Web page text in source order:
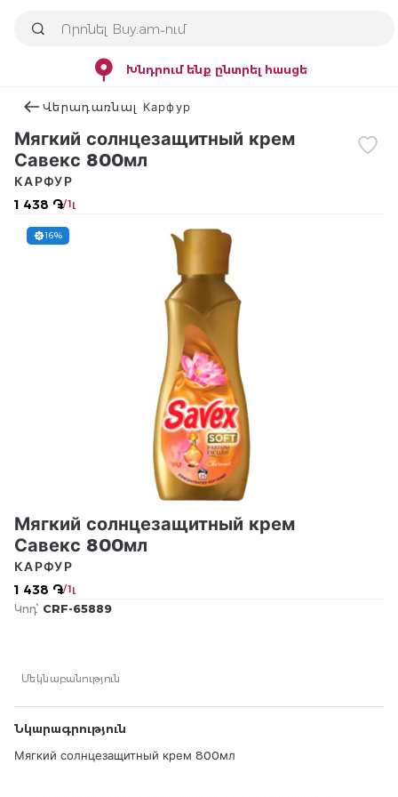
Խնդրում ենք ընտրել հասցե
Վերադառնալ Карфур
Мягкий солнцезащитный крем
Савекс 800мл
1 438 ֏/ 1լ
КАРФУР
16%
Мягкий солнцезащитный крем
Савекс 800мл
1 438 ֏/ 1լ
КАРФУР
Կոդ՝ CRF-65889
Մեկնաբանություն
Նկարագրություն
Мягкий солнцезащитный крем 800мл